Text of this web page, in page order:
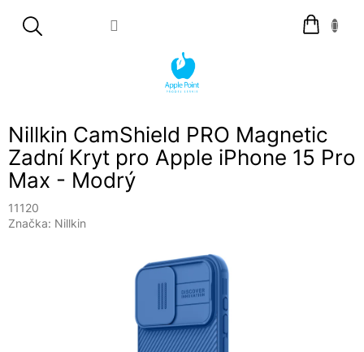
Nákupní
košík
Nillkin CamShield PRO Magnetic
Zadní Kryt pro Apple iPhone 15 Pro
Max - Modrý
11120
Značka: Nillkin